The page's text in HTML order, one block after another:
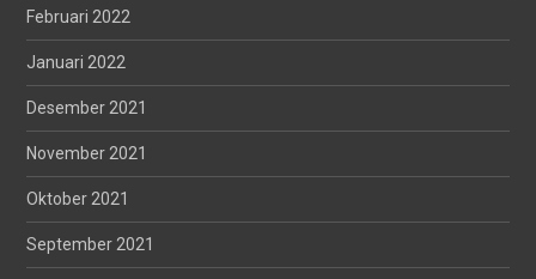
Februari 2022
Januari 2022
Desember 2021
November 2021
Oktober 2021
September 2021